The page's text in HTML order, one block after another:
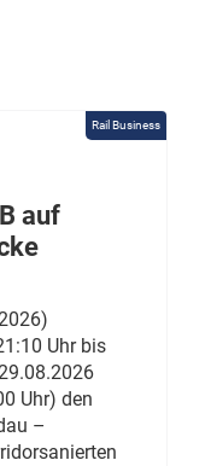
Rail Business
auf
Uhr bis
Uhr) den
–